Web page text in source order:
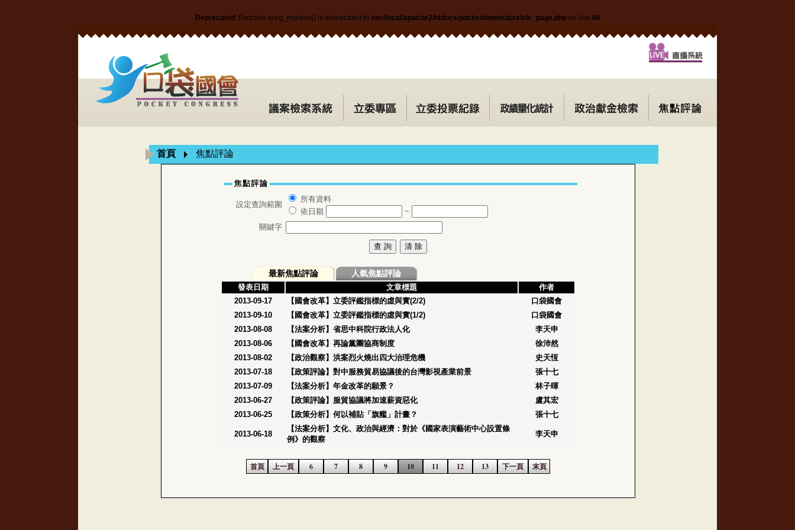
Deprecated : Function ereg_replace() is deprecated in /usr/local/apache2/htdocs/pocket/www/class/cls_page.phpon line 66
首頁 焦點評論
設定查詢範圍
所有資料
依日期
~
關鍵字
最新焦點評論 人氣焦點評論
發表日期 文章標題
作者
2013-09-17
【國會改革】立委評鑑指標的虛與實(2/2)
口袋國會
2013-09-10
【國會改革】立委評鑑指標的虛與實(1/2)
口袋國會
2013-08-08
【法案分析】省思中科院行政法人化
李天申
2013-08-06
【國會改革】再論黨團協商制度
徐沛然
2013-08-02
【政治觀察】洪案烈火燒出四大治理危機
史天恆
2013-07-18
【政策評論】對中服務貿易協議後的台灣影視產業前景
張十七
2013-07-09
【法案分析】年金改革的願景？
林子暉
2013-06-27
【政策評論】服貿協議將加速薪資惡化
盧其宏
2013-06-25
【政策分析】何以補貼「旗艦」計畫？ 張十七
2013-06-18
【法案分析】文化、政治與經濟：對於《國家表演藝術中心設置條
例》的觀察
李天申
首頁 上一頁 6 7 8 9 10 11 12 13 下一頁 末頁